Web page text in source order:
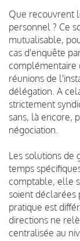
Que recouvrent
personnel ? Ce
mutualisable,
cas d'enquête
complémentaire
réunions de
délégation. A
strictement
sans, là encore,
négociation.
Les solutions de
temps
comptable, elle
soient déclarées
pratique est
directions ne
centralisée au